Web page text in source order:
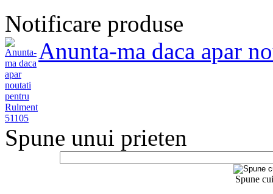
Notificare produse
Anunta-ma daca apar
Spune unui prieten
Spune